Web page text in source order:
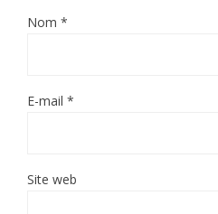
Nom *
E-mail *
Site web